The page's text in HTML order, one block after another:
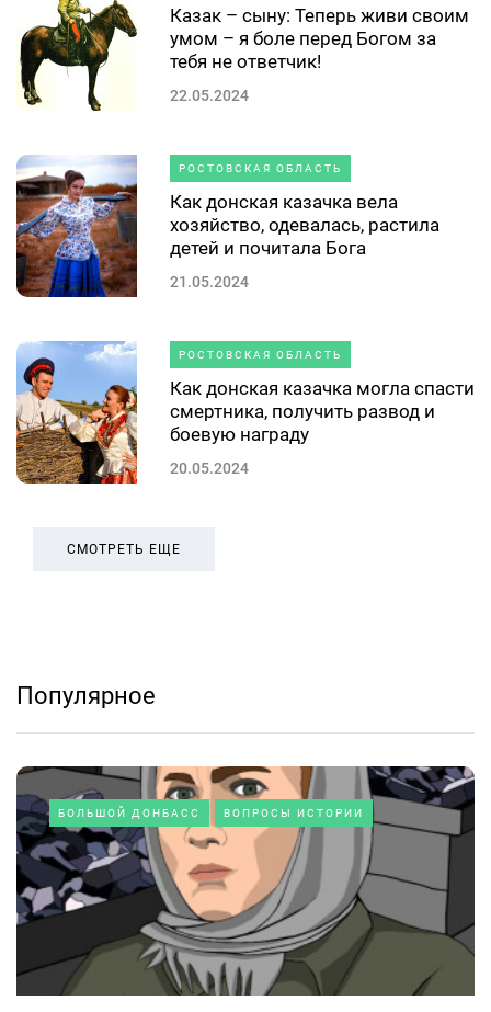
Казак – сыну: Теперь живи своим
умом – я боле перед Богом за
тебя не ответчик!
22.05.2024
РОСТОВСКАЯ ОБЛАСТЬ
Как донская казачка вела
хозяйство, одевалась, растила
детей и почитала Бога
21.05.2024
РОСТОВСКАЯ ОБЛАСТЬ
Как донская казачка могла спасти
смертника, получить развод и
боевую награду
20.05.2024
СМОТРЕТЬ ЕЩЕ
Популярное
БОЛЬШОЙ ДОНБАСС ВОПРОСЫ ИСТОРИИ